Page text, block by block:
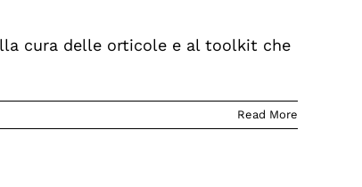
cura delle orticole e al toolkit che
Read More